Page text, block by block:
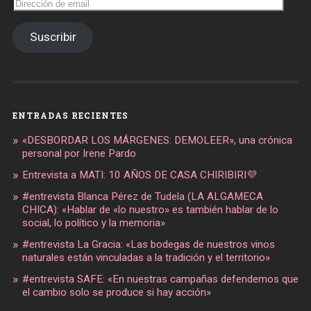
de
Suscribir
ENTRADAS RECIENTES
«DESBORDAR LOS MÁRGENES: DEMOLEER», una crónica
personal por Irene Pardo
Entrevista a MATI: 10 AÑOS DE CASA CHIRIBIRI💜
#entrevista Blanca Pérez de Tudela (LA ALGAMECA
CHICA): «Hablar de «lo nuestro» es también hablar de lo
social, lo político y la memoria»
#entrevista La Gracia: «Las bodegas de nuestros vinos
naturales están vinculadas a la tradición y el territorio»
#entrevista SAFE: «En nuestras campañas defendemos que
el cambio solo se produce si hay acción»